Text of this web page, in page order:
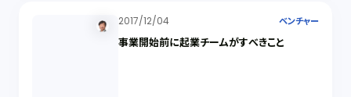
2017/12/04 ベンチャー
事業開始前に起業チームがすべきこと